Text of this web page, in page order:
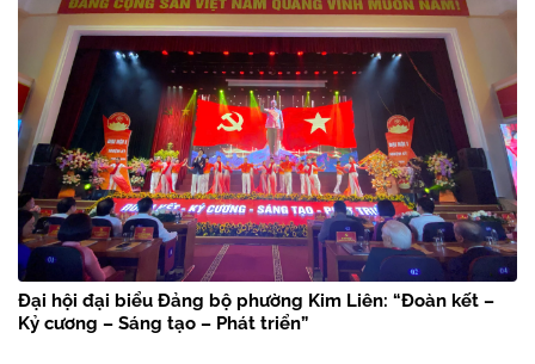
Đại hội đại biểu Đảng bộ phường Kim Liên: “Đoàn kết –
Kỷ cương – Sáng tạo – Phát triển”